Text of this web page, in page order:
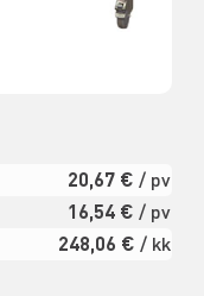
20,67 € / pv
16,54 € / pv
248,06 € / kk